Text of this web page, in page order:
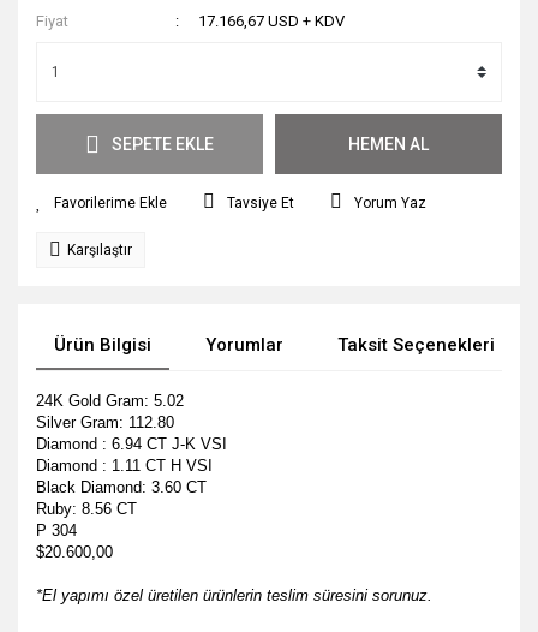
Fiyat
17.166,67 USD + KDV
SEPETE EKLE HEMEN AL
Tavsiye Et Yorum Yaz
Karşılaştır
Ürün Bilgisi Yorumlar Taksit Seçenekleri
24K Gold Gram: 5.02
Silver Gram: 112.80
Diamond : 6.94 CT J-K VSI
Diamond : 1.11 CT H VSI
Black Diamond: 3.60 CT
Ruby: 8.56 CT
P 304
$20.600,00
*El yapımı özel üretilen ürünlerin teslim süresini sorunuz.